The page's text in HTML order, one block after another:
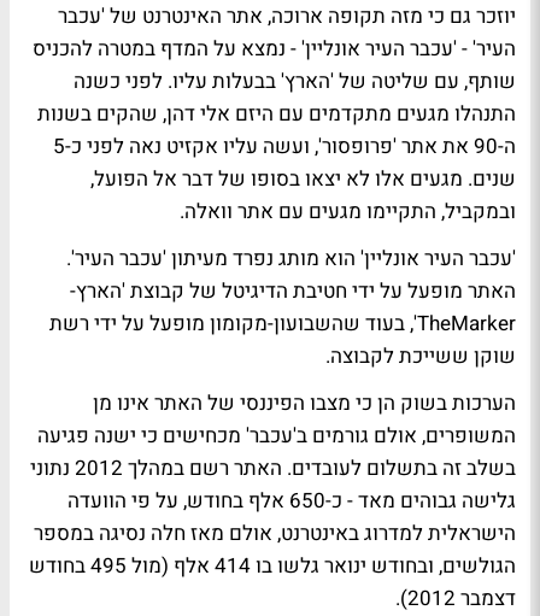
יוזכר גם כי מזה תקופה ארוכה, אתר האינטרנט של 'עכבר
העיר' - 'עכבר העיר אונליין' - נמצא על המדף במטרה להכניס
שותף, עם שליטה של 'הארץ' בבעלות עליו. לפני כשנה
התנהלו מגעים מתקדמים עם היזם אלי דהן, שהקים בשנות
ה-90 את אתר 'פרופסור', ועשה עליו אקזיט נאה לפני כ-5
שנים. מגעים אלו לא יצאו בסופו של דבר אל הפועל,
ובמקביל, התקיימו מגעים עם אתר וואלה.
'עכבר העיר אונליין' הוא מותג נפרד מעיתון 'עכבר העיר'.
האתר מופעל על ידי חטיבת הדיגיטל של קבוצת 'הארץ-
TheMarker', בעוד שהשבועון-מקומון מופעל על ידי רשת
שוקן ששייכת לקבוצה.
הערכות בשוק הן כי מצבו הפיננסי של האתר אינו מן
המשופרים, אולם גורמים ב'עכבר' מכחישים כי ישנה פגיעה
בשלב זה בתשלום לעובדים. האתר רשם במהלך 2012 נתוני
גלישה גבוהים מאד - כ-650 אלף בחודש, על פי הוועדה
הישראלית למדרוג באינטרנט, אולם מאז חלה נסיגה במספר
הגולשים, ובחודש ינואר גלשו בו 414 אלף (מול 495 בחודש
דצמבר 2012).